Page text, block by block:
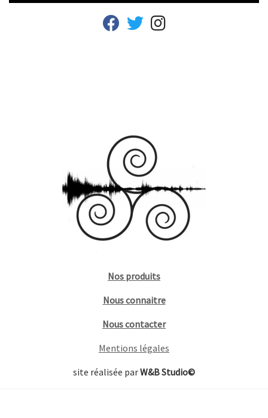
fab fa-facebook
fab fa-twitter
fab fa-instagram
Nos produits
Nous connaitre
Nous contacter
Mentions légales
site réalisée parW&B Studio©